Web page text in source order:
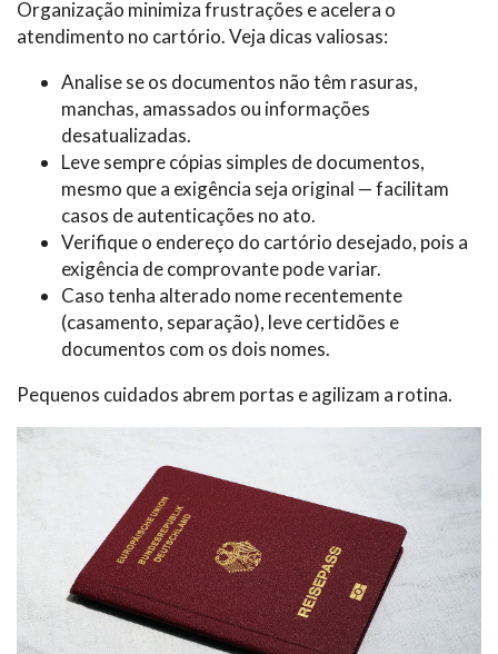
Organização minimiza frustrações e acelera o
atendimento no cartório. Veja dicas valiosas:
Analise se os documentos não têm rasuras,
manchas, amassados ou informações
desatualizadas.
Leve sempre cópias simples de documentos,
mesmo que a exigência seja original — facilitam
casos de autenticações no ato.
Verifique o endereço do cartório desejado, pois a
exigência de comprovante pode variar.
Caso tenha alterado nome recentemente
(casamento, separação), leve certidões e
documentos com os dois nomes.
Pequenos cuidados abrem portas e agilizam a rotina.